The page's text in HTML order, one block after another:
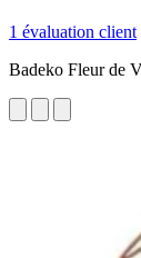
1 évaluation client
Badeko Fleur de